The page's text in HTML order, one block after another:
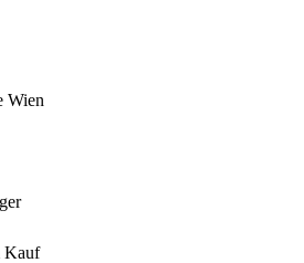
Wien
Kauf